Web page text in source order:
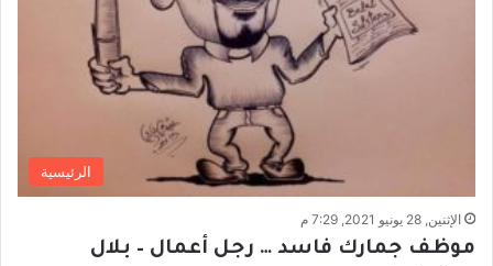
الرئيسية
الإثنين, 28 يونيو 2021, 7:29 م
موظف جمارك فاسد … رجل أعمال – بلال